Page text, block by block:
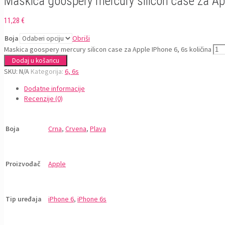
11,28 €
Boja
Obriši
Maskica goospery mercury silicon case za Apple IPhone 6, 6s količina
Dodaj u košaricu
SKU: N/A Kategorija: 6, 6s
Dodatne informacije
Recenzije (0)
Boja Crna, Crvena, Plava
Proizvođač Apple
Tip uređaja iPhone 6, iPhone 6s